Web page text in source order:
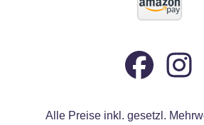
Alle Preise inkl. gesetzl.